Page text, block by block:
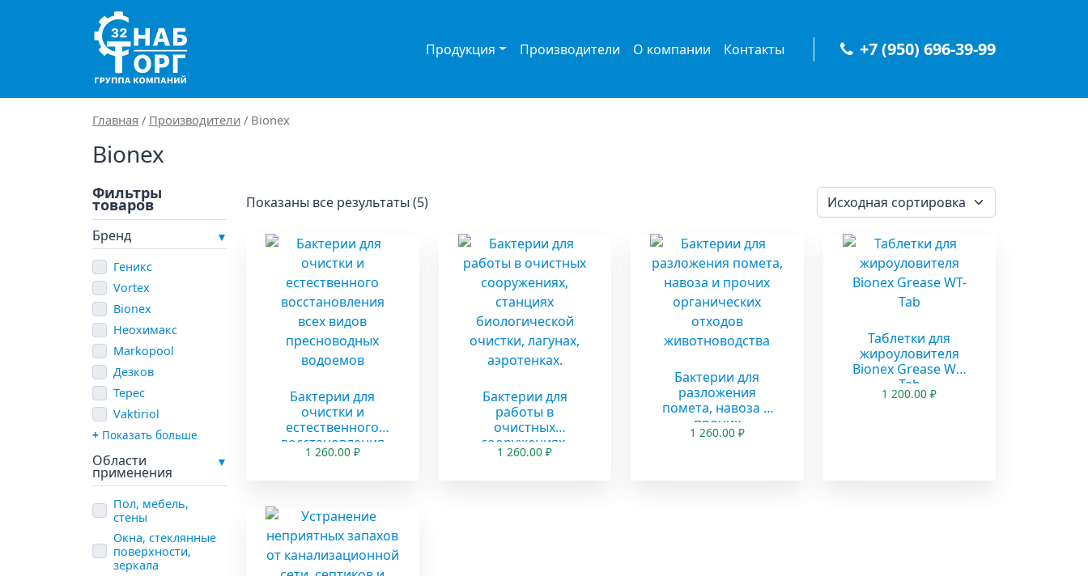
Main Navigation Продукция Производители О компании Контакты +7 (950) 696-39-99
Главная / Производители / Bionex
Bionex
Бренд
Геникс
Vortex
Bionex
Неохимакс
Markopool
Дезков
Терес
Vaktiriol
Показать больше
Области
применения
Пол, мебель,
стены
Окна, стеклянные
поверхности,
зеркала
Показаны все результаты (5)
Бактерии для
очистки и
естественного
восстановления
всех видов
1 260.00 ₽
Бактерии для
работы в
очистных
сооружениях,
станциях
1 260.00₽
Бактерии для
разложения
помета, навоза и
прочих
органических
1 260.00 ₽
Таблетки для
жироуловителя
Bionex Grease WT-
Tab
1 200.00₽